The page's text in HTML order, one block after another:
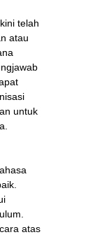
telah
atau
untuk
atas